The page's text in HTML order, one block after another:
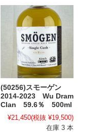
(50256)スモーゲン
2014-2023 Wu Dram
Clan 59.6％ 500ml
¥21,450(税抜 ¥19,500)
在庫 3 本